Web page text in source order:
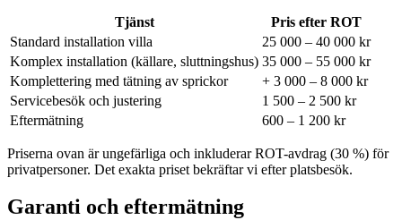
Tjänst
Pris efter ROT
Standard installation villa
25 000 – 40 000 kr
Komplex installation (källare, sluttningshus) 35 000 – 55 000 kr
Komplettering med tätning av sprickor
+ 3 000 – 8 000 kr
Servicebesök och justering
1 500 – 2 500 kr
Eftermätning
600 – 1 200 kr
Priserna ovan är ungefärliga och inkluderar ROT-avdrag (30 %) för
privatpersoner. Det exakta priset bekräftar vi efter platsbesök.
Garanti och eftermätning